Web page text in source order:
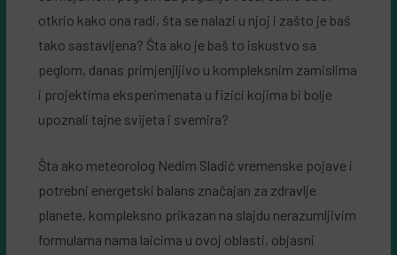
otkrio kako ona radi, šta se nalazi u njoj i zašto je baš
tako sastavljena? Šta ako je baš to iskustvo sa
peglom, danas primjenjljivo u kompleksnim zamislima
i projektima eksperimenata u fizici kojima bi bolje
upoznali tajne svijeta i svemira?
Šta ako meteorolog Nedim Sladić vremenske pojave i
potrebni energetski balans značajan za zdravlje
planete, kompleksno prikazan na slajdu nerazumljivim
formulama nama laicima u ovoj oblasti, objasni